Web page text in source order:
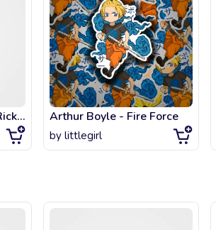
American Dad Roger Ricky Spanish Arthur Boyle - Fire Force
by littlegirl